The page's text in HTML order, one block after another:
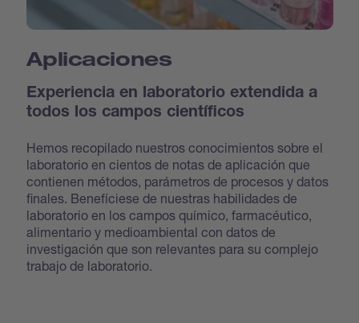
Aplicaciones
Experiencia en laboratorio extendida a
todos los campos científicos
Hemos recopilado nuestros conocimientos sobre el
laboratorio en cientos de notas de aplicación que
contienen métodos, parámetros de procesos y datos
finales. Benefíciese de nuestras habilidades de
laboratorio en los campos químico, farmacéutico,
alimentario y medioambiental con datos de
investigación que son relevantes para su complejo
trabajo de laboratorio.